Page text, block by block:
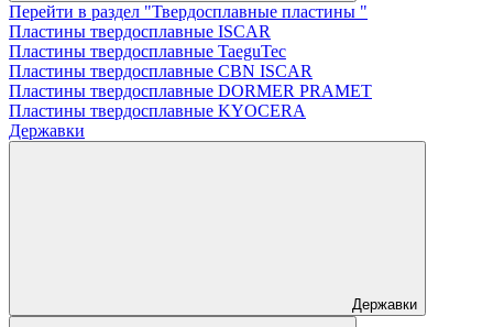
Перейти в раздел "Твердосплавные пластины "
Пластины твердосплавные ISCAR
Пластины твердосплавные TaeguTec
Пластины твердосплавные CBN ISCAR
Пластины твердосплавные DORMER PRAMET
Пластины твердосплавные KYOCERA
Державки
Державки